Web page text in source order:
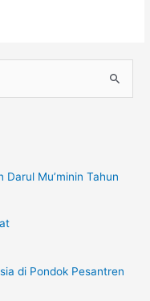
Mu’minin Tahun
di Pondok Pesantren